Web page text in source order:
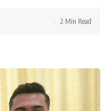
2 Min Read